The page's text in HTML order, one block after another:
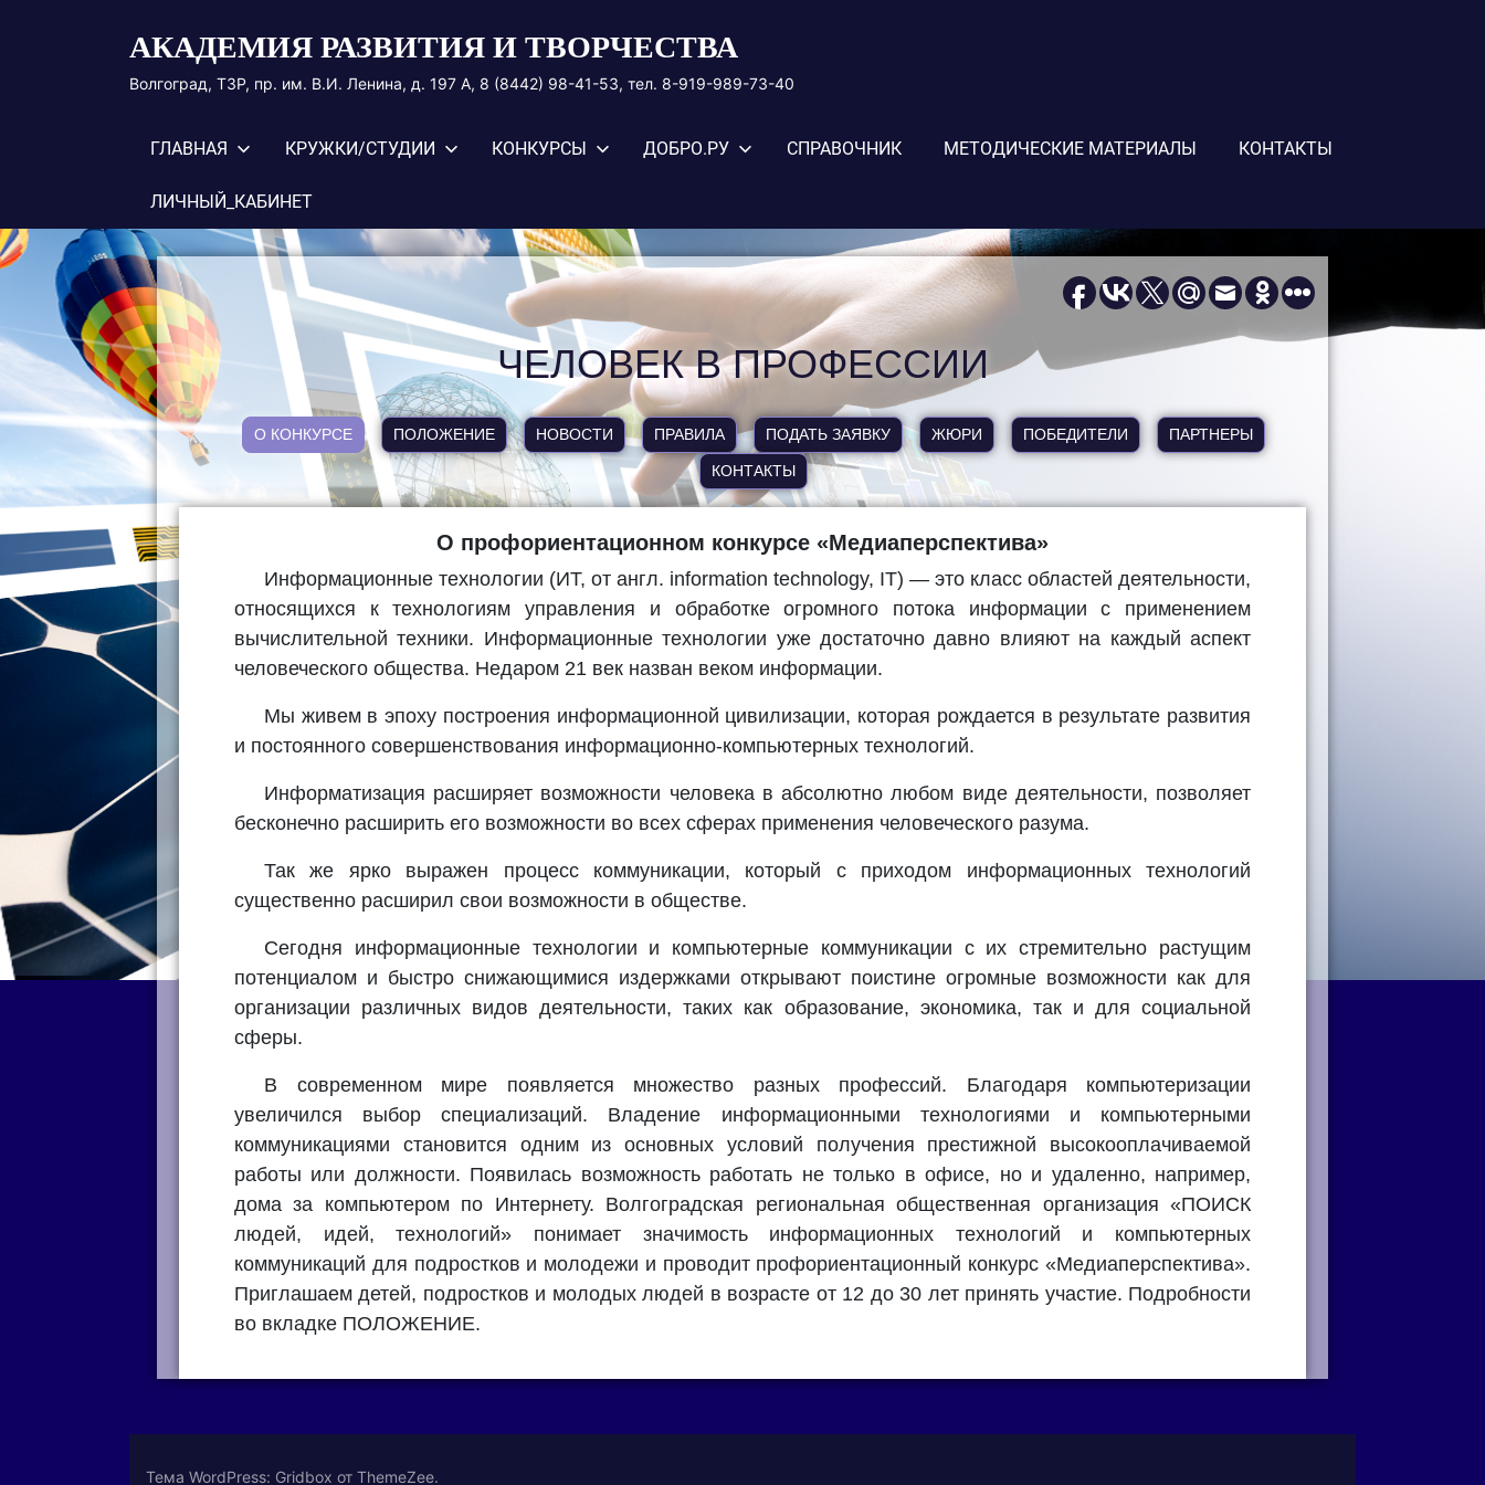
АКАДЕМИЯ РАЗВИТИЯ И ТВОРЧЕСТВА
Волгоград, ТЗР, пр. им. В.И. Ленина, д. 197 А, 8 (8442) 98-41-53, тел. 8-919-989-73-40
ГЛАВНАЯ КРУЖКИ/СТУДИИ КОНКУРСЫ ДОБРО.РУ СПРАВОЧНИК МЕТОДИЧЕСКИЕ МАТЕРИАЛЫ КОНТАКТЫ
ЛИЧНЫЙ_КАБИНЕТ
ЧЕЛОВЕК В ПРОФЕССИИ
О КОНКУРСЕ ПОЛОЖЕНИЕ НОВОСТИ ПРАВИЛА ПОДАТЬ ЗАЯВКУ ЖЮРИ ПОБЕДИТЕЛИ ПАРТНЕРЫ
КОНТАКТЫ
О профориентационном конкурсе «Медиаперспектива»
Информационные технологии (ИТ, от англ. information technology, IT) — это класс областей деятельности,
относящихся к технологиям управления и обработке огромного потока информации с применением
вычислительной техники. Информационные технологии уже достаточно давно влияют на каждый аспект
человеческого общества. Недаром 21 век назван веком информации.
Мы живем в эпоху построения информационной цивилизации, которая рождается в результате развития
и постоянного совершенствования информационно-компьютерных технологий.
Информатизация расширяет возможности человека в абсолютно любом виде деятельности, позволяет
бесконечно расширить его возможности во всех сферах применения человеческого разума.
Так же ярко выражен процесс коммуникации, который с приходом информационных технологий
существенно расширил свои возможности в обществе.
Сегодня информационные технологии и компьютерные коммуникации с их стремительно растущим
потенциалом и быстро снижающимися издержками открывают поистине огромные возможности как для
организации различных видов деятельности, таких как образование, экономика, так и для социальной
сферы.
В современном мире появляется множество разных профессий. Благодаря компьютеризации
увеличился выбор специализаций. Владение информационными технологиями и компьютерными
коммуникациями становится одним из основных условий получения престижной высокооплачиваемой
работы или должности. Появилась возможность работать не только в офисе, но и удаленно, например,
дома за компьютером по Интернету. Волгоградская региональная общественная организация «ПОИСК
людей, идей, технологий» понимает значимость информационных технологий и компьютерных
коммуникаций для подростков и молодежи и проводит профориентационный конкурс «Медиаперспектива».
Приглашаем детей, подростков и молодых людей в возрасте от 12 до 30 лет принять участие. Подробности
во вкладке ПОЛОЖЕНИЕ.
Тема WordPress: Gridbox от ThemeZee.